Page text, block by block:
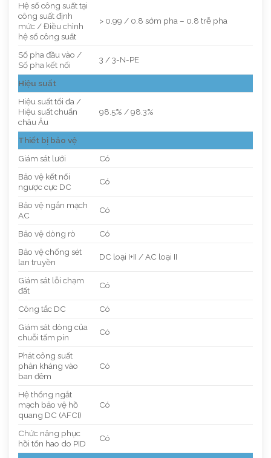
Hệ số công suất tại
công suất định
mức / Điều chỉnh
hệ số công suất
> 0.99 / 0.8 sớm pha – 0.8 trễ pha
Số pha đầu vào /
Số pha kết nối
3 / 3-N-PE
Hiệu suất
Hiệu suất tối đa /
Hiệu suất chuẩn
châu Âu
98.5% / 98.3%
Thiết bị bảo vệ
Giám sát lưới
Có
Bảo vệ kết nối
ngược cực DC
Có
Bảo vệ ngắn mạch
AC
Có
Bảo vệ dòng rò
Có
Bảo vệ chống sét
lan truyền
DC loại I+II / AC loại II
Giám sát lỗi chạm
đất
Có
Công tắc DC
Có
Giám sát dòng của
chuỗi tấm pin
Có
Phát công suất
phản kháng vào
ban đêm
Có
Hệ thống ngắt
mạch bảo vệ hồ
quang DC (AFCI)
Có
Chức năng phục
hồi tổn hao do PID
Có